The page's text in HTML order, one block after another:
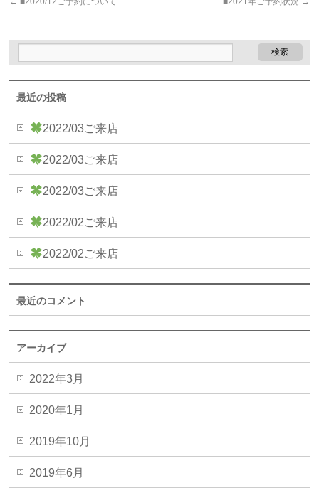
最近の投稿
2022/03ご来店
2022/03ご来店
2022/03ご来店
2022/02ご来店
2022/02ご来店
最近のコメント
アーカイブ
2022年3月
2020年1月
2019年10月
2019年6月